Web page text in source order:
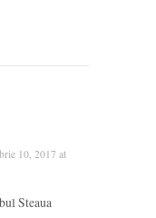
10, 2017 at
Steaua